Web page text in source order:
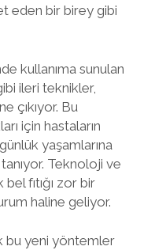
eden bir birey gibi
kullanıma sunulan
ileri teknikler,
çıkıyor. Bu
için hastaların
yaşamlarına
Teknoloji ve
fıtığı zor bir
haline geliyor.
bu yeni yöntemler